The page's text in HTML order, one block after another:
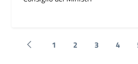
Pagina precedente
1 2 3 4